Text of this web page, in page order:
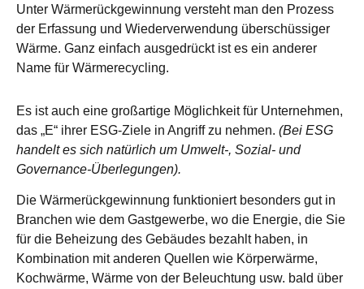
Unter Wärmerückgewinnung versteht man den Prozess
der Erfassung und Wiederverwendung überschüssiger
Wärme. Ganz einfach ausgedrückt ist es ein anderer
Name für Wärmerecycling.
Es ist auch eine großartige Möglichkeit für Unternehmen,
das „E“ ihrer ESG-Ziele in Angriff zu nehmen. (Bei ESG
handelt es sich natürlich um Umwelt-, Sozial- und
Governance-Überlegungen).
Die Wärmerückgewinnung funktioniert besonders gut in
Branchen wie dem Gastgewerbe, wo die Energie, die Sie
für die Beheizung des Gebäudes bezahlt haben, in
Kombination mit anderen Quellen wie Körperwärme,
Kochwärme, Wärme von der Beleuchtung usw. bald über